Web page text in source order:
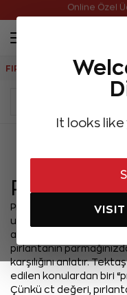
It looks
VISIT
Online Özel
FIRSATLAR Aynı Gün
Pırlanta
Pırlantada "Ct" (karat),
uluslararası ölçü
attığınız an karşınıza
pırlantanın
karşılığını anlatır.
edilen konulardan biri
Çünkü ct değeri,